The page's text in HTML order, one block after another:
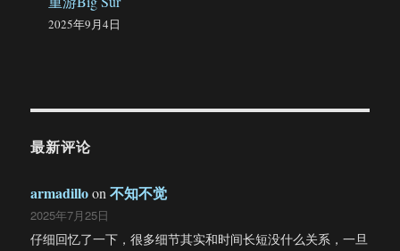
2025年9月4日
最新评论
armadilloon不知不觉
2025年7月25日
仔细回忆了一下，很多细节其实和时间长短没什么关系，一旦